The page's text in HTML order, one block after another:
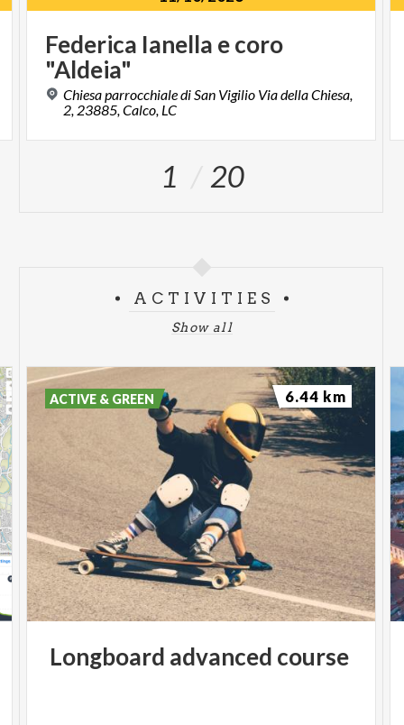
Federica Ianella ecoro
"Aldeia"
Chiesa parrocchiale di San Vigilio Via della Chiesa,
2, 23885, Calco, LC
1 20
ACTIVITIES
Show all
Longboard advanced course
ACTIVE & GREEN 6.44 km